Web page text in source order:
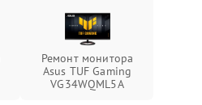
Ремонт монитора
Asus TUF Gaming
VG34WQML5A